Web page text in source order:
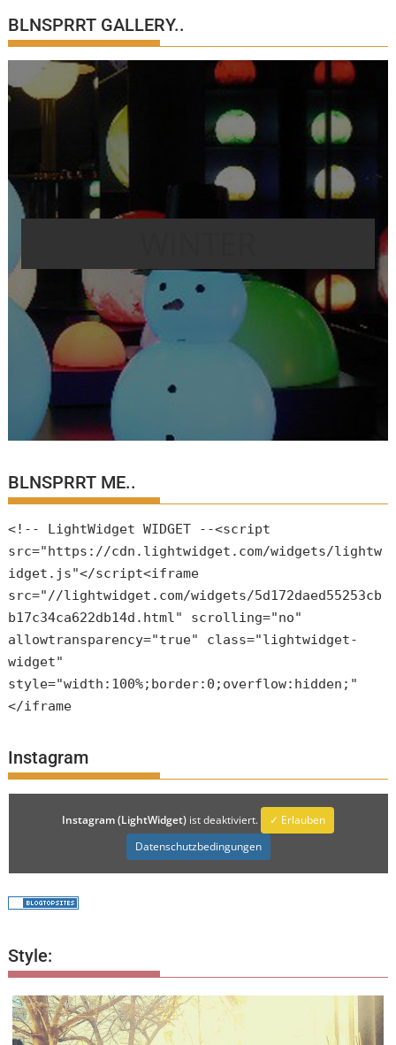
BLNSPRRT GALLERY..
BLNSPRRT ME..
<!-- LightWidget WIDGET --<script
src="https://cdn.lightwidget.com/widgets/lightw
idget.js"</script<iframe
src="//lightwidget.com/widgets/5d172daed55253cb
b17c34ca622db14d.html" scrolling="no"
allowtransparency="true" class="lightwidget-
widget"
style="width:100%;border:0;overflow:hidden;"
</iframe
Instagram
Instagram (LightWidget) ist deaktiviert.
✓ Erlauben
Datenschutzbedingungen
Style: